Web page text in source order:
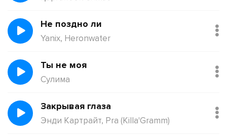
Не поздно ли
Yanix, Heronwater
Ты не моя
Сулима
Закрывая глаза
Энди Картрайт, Pra (Killa'Gramm)